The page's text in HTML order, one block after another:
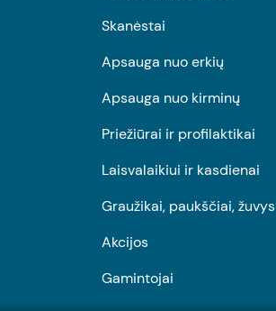
Skanėstai
Apsauga nuo erkių
Apsauga nuo kirminų
Priežiūrai ir profilaktikai
Laisvalaikiui ir kasdienai
Graužikai, paukščiai, žuvys
Akcijos
Gamintojai